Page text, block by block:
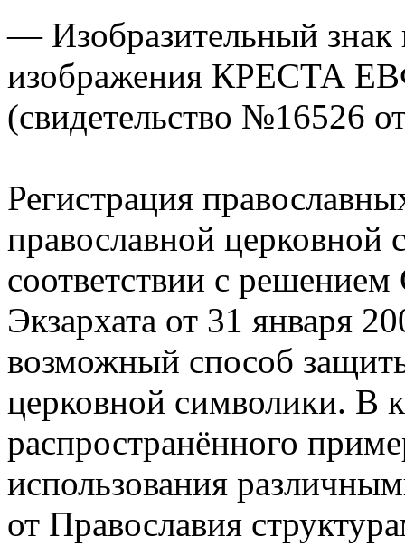
— Изобразительный знак
изображения
(свидетельство №16526
Регистрация
православной церковной
соответствии с
Экзархата от 31 января
возможный способ
церковной символики. В
распространённого
использования
от Православия